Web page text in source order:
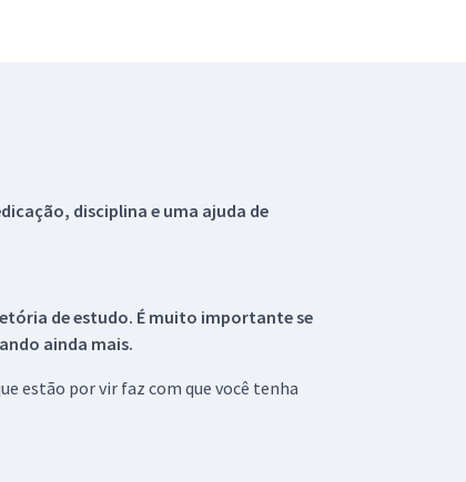
disciplina e uma ajuda de
de estudo. É muito importante se
ainda mais.
estão por vir faz com que você tenha